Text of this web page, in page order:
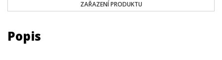
ZAŘAZENÍ PRODUKTU
Popis